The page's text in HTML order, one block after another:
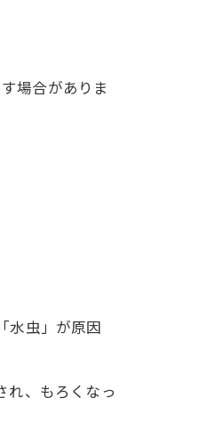
場合がありま
水虫」が原因
れ、もろくなっ